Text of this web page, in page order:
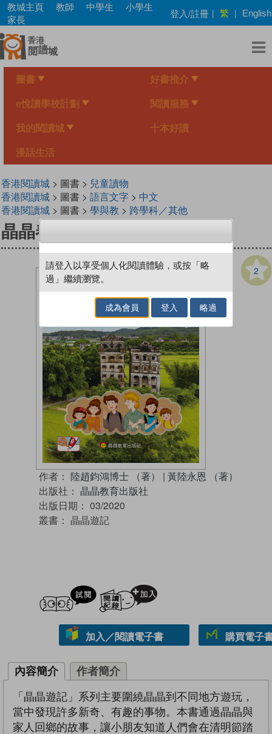
Skip
main
content
教城主頁 教師 中學生
小學生
家長
登入/註冊 | 繁 | English
圖書 好書推介
e悅讀學校計劃 閱讀服務
我的閱讀城 十本好讀
漫話生活
香港閱讀城> 圖書 > 兒童讀物
香港閱讀城> 圖書 > 語言文字> 中文
香港閱讀城> 圖書 > 學與教 > 跨學科／其他
晶晶春遊
2
作者： 陸趙鈞鴻博士 （著） | 黃陸永恩 （著）
出版社： 晶晶教育出版社
出版日期： 03/2020
叢書： 晶晶遊記
試閲
加入／閱讀電子書 購買電子
內容簡介 作者簡介
「晶晶遊記」系列主要圍繞晶晶到不同地方遊玩，
當中發現許多新奇、有趣的事物。本書通過晶晶與
家人回鄉的故事，讓小朋友知道人們會在清明節踏
請登入以享受個人化閱讀體驗，或按「略
過」繼續瀏覽。
成為會員 登入 略過